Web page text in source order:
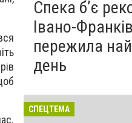
Спека б’є
Івано-
пережила
день
СПЕЦТЕМА